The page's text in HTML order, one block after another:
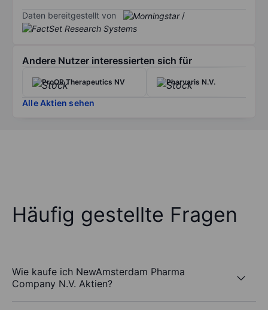
Daten bereitgestellt von /
Andere Nutzer interessierten sich für
ProQR Therapeutics NV Pharvaris N.V.
Alle Aktien sehen
Häufig gestellte Fragen
Wie kaufe ich NewAmsterdam Pharma
Company N.V. Aktien?